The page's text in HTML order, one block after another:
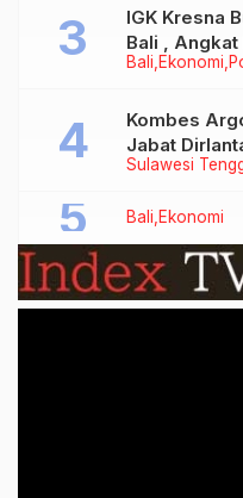
Bali Ekonomi
IGK Kresna
Bali , Angkat
Bersubsidi
Sulawesi
Kombes
Jabat
Bali Ekonomi